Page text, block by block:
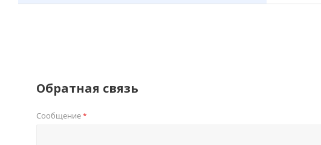
Обратная связь
Сообщение*